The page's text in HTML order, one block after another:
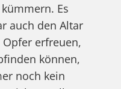
Es
auch den Altar
erfreuen,
können,
noch kein